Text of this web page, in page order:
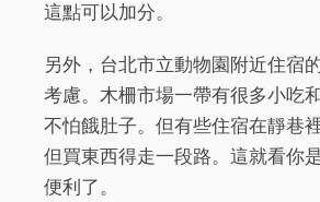
這點可以加分。
另外，台北市立動物園附近住宿
考慮。木柵市場一帶有很多小吃
不怕餓肚子。但有些住宿在靜巷
但買東西得走一段路。這就看你
便利了。